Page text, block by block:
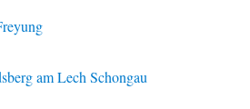
am Lech Schongau